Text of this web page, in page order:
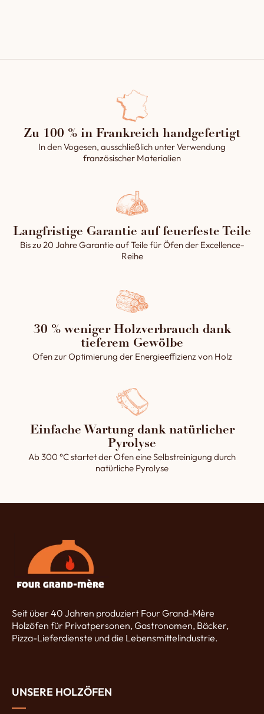
hergestellt,
durch Gewährleistung eines
ästhetischen Aussehens.
Zu 100 % in Frankreich handgefertigt
In den Vogesen, ausschließlich unter Verwendung
französischer Materialien
Langfristige Garantie auf feuerfeste Teile
Bis zu 20 Jahre Garantie auf Teile für Öfen der Excellence-
Reihe
30 % weniger Holzverbrauch dank
tieferem Gewölbe
Ofen zur Optimierung der Energieeffizienz von Holz
Einfache Wartung dank natürlicher
Pyrolyse
Ab 300 °C startet der Ofen eine Selbstreinigung durch
natürliche Pyrolyse
Seit über 40 Jahren produziert Four Grand-Mère
Holzöfen für Privatpersonen, Gastronomen, Bäcker,
Pizza-Lieferdienste und die Lebensmittelindustrie.
UNSERE HOLZÖFEN